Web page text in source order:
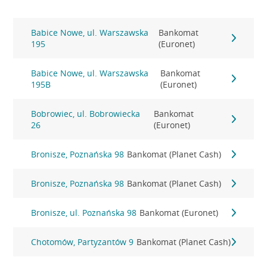
Babice Nowe, ul. Warszawska
195
Bankomat
(Euronet)
Babice Nowe, ul. Warszawska
195B
Bankomat
(Euronet)
Bobrowiec, ul. Bobrowiecka
26
Bankomat
(Euronet)
Bronisze, Poznańska 98 Bankomat (Planet Cash)
Bronisze, Poznańska 98 Bankomat (Planet Cash)
Bronisze, ul. Poznańska 98 Bankomat (Euronet)
Chotomów, Partyzantów 9 Bankomat (Planet Cash)